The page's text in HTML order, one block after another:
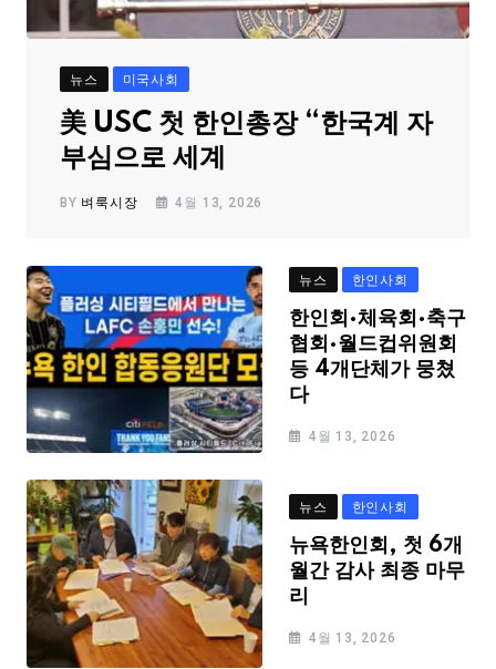
뉴스 미국사회
美 USC 첫 한인총장 “한국계 자
부심으로 세계
BY 벼룩시장 4월 13, 2026
뉴스 한인사회
한인회·체육회·축구
협회·월드컵위원회
등 4개단체가 뭉쳤
다
4월 13, 2026
뉴스 한인사회
뉴욕한인회, 첫 6개
월간 감사 최종 마무
리
4월 13, 2026